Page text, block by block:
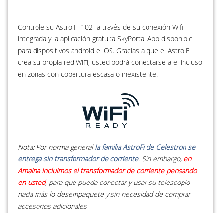
Controle su Astro Fi 102 a través de su conexión Wifi
integrada y la aplicación gratuita SkyPortal App disponible
para dispositivos android e iOS. Gracias a que el Astro Fi
crea su propia red WiFi, usted podrá conectarse a el incluso
en zonas con cobertura escasa o inexistente.
Nota: Por norma generalla familia AstroFi de Celestron se
entrega sin transformador de corriente. Sin embargo, en
Amaina incluimos el transformador de corriente pensando
en usted, para que pueda conectar y usar su telescopio
nada más lo desempaquete y sin necesidad de comprar
accesorios adicionales